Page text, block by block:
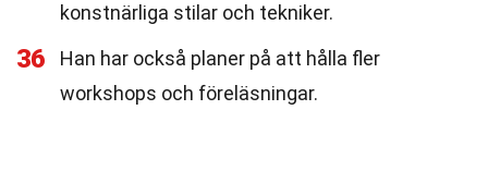
konstnärliga stilar och tekniker.
36
Han har också planer på att hålla fler
workshops och föreläsningar.